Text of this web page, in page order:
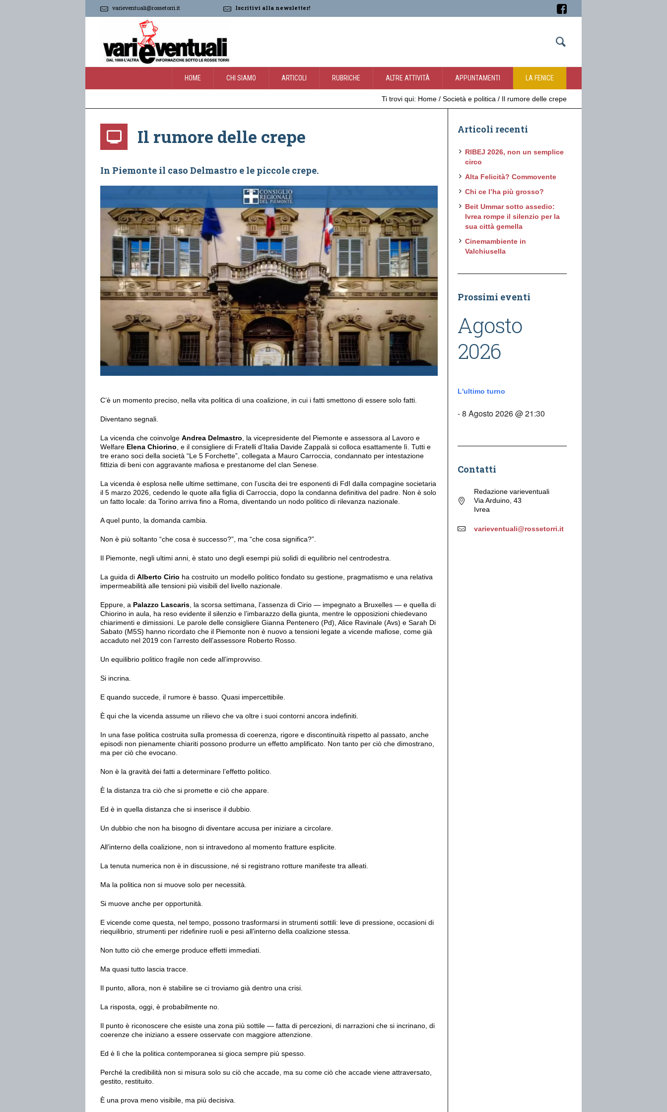
varieventuali@rossetorri.it Iscritivi alla newsletter!
HOME CHI SIAMO ARTICOLI RUBRICHE ALTRE ATTIVITÀ APPUNTAMENTI LA FENICE
Ti trovi qui: Home / Società e politica / Il rumore delle crepe
Il rumore delle crepe
In Piemonte il caso Delmastro e le piccole crepe.
C’è un momento preciso, nella vita politica di una coalizione, in cui i fatti smettono di essere solo fatti.
Diventano segnali.
La vicenda che coinvolge Andrea Delmastro , la vicepresidente del Piemonte e assessora al Lavoro e
Welfare Elena Chiorino , e il consigliere di Fratelli d’Italia Davide Zappalà si colloca esattamente lì. Tutti e
tre erano soci della società “Le 5 Forchette”, collegata a Mauro Carroccia, condannato per intestazione
fittizia di beni con aggravante mafiosa e prestanome del clan Senese.
La vicenda è esplosa nelle ultime settimane, con l’uscita dei tre esponenti di FdI dalla compagine societaria
il 5 marzo 2026, cedendo le quote alla figlia di Carroccia, dopo la condanna definitiva del padre. Non è solo
un fatto locale: da Torino arriva fino a Roma, diventando un nodo politico di rilevanza nazionale.
A quel punto, la domanda cambia.
Non è più soltanto “che cosa è successo?”, ma “che cosa significa?”.
Il Piemonte, negli ultimi anni, è stato uno degli esempi più solidi di equilibrio nel centrodestra.
La guida di Alberto Cirio ha costruito un modello politico fondato su gestione, pragmatismo e una relativa
impermeabilità alle tensioni più visibili del livello nazionale.
Eppure, a Palazzo Lascaris , la scorsa settimana, l’assenza di Cirio — impegnato a Bruxelles — e quella di
Chiorino in aula, ha reso evidente il silenzio e l’imbarazzo della giunta, mentre le opposizioni chiedevano
chiarimenti e dimissioni. Le parole delle consigliere Gianna Pentenero (Pd), Alice Ravinale (Avs) e Sarah Di
Sabato (M5S) hanno ricordato che il Piemonte non è nuovo a tensioni legate a vicende mafiose, come già
accaduto nel 2019 con l’arresto dell’assessore Roberto Rosso.
Un equilibrio politico fragile non cede all’improvviso.
Si incrina.
E quando succede, il rumore è basso. Quasi impercettibile.
È qui che la vicenda assume un rilievo che va oltre i suoi contorni ancora indefiniti.
In una fase politica costruita sulla promessa di coerenza, rigore e discontinuità rispetto al passato, anche
episodi non pienamente chiariti possono produrre un effetto amplificato. Non tanto per ciò che dimostrano,
ma per ciò che evocano.
Non è la gravità dei fatti a determinare l’effetto politico.
È la distanza tra ciò che si promette e ciò che appare.
Ed è in quella distanza che si inserisce il dubbio.
Un dubbio che non ha bisogno di diventare accusa per iniziare a circolare.
All’interno della coalizione, non si intravedono al momento fratture esplicite.
La tenuta numerica non è in discussione, né si registrano rotture manifeste tra alleati.
Ma la politica non si muove solo per necessità.
Si muove anche per opportunità.
E vicende come questa, nel tempo, possono trasformarsi in strumenti sottili: leve di pressione, occasioni di
riequilibrio, strumenti per ridefinire ruoli e pesi all’interno della coalizione stessa.
Non tutto ciò che emerge produce effetti immediati.
Ma quasi tutto lascia tracce.
Il punto, allora, non è stabilire se ci troviamo già dentro una crisi.
La risposta, oggi, è probabilmente no.
Il punto è riconoscere che esiste una zona più sottile — fatta di percezioni, di narrazioni che si incrinano, di
coerenze che iniziano a essere osservate con maggiore attenzione.
Ed è lì che la politica contemporanea si gioca sempre più spesso.
Perché la credibilità non si misura solo su ciò che accade, ma su come ciò che accade viene attraversato,
gestito, restituito.
È una prova meno visibile, ma più decisiva.
Articoli recenti
RIBEJ 2026, non un semplice
circo
Alta Felicità? Commovente
Chi ce l’ha più grosso?
Beit Ummar sotto assedio:
Ivrea rompe il silenzio per la
sua città gemella
Cinemambiente in
Valchiusella
Prossimi eventi
Agosto
2026
L'ultimo turno
- 8 Agosto 2026 @ 21:30
Contatti
Redazione varieventuali
Via Arduino, 43
Ivrea
varieventuali@rossetorri.it